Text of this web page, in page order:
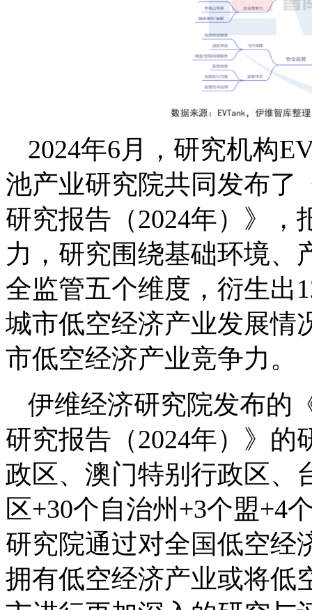
2024年6月，研究机构
池产业研究院共同发布了
研究报告（2024年）》
力，研究围绕基础环境、
全监管五个维度，衍生出
城市低空经济产业发展情
市低空经济产业竞争力。
伊维经济研究院发布的
研究报告（2024年）》
政区、澳门特别行政区、
区+30个自治州+3个盟+4
研究院通过对全国低空经
拥有低空经济产业或将低